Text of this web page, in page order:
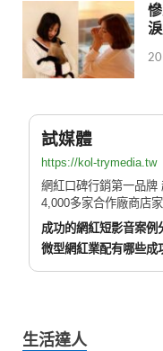
試媒體
https://kol-trymedia.tw
網紅口碑行銷第一品牌
4,000多家合作廠商店
成功的網紅短影音案例
微型網紅業配有哪些成
生活達人